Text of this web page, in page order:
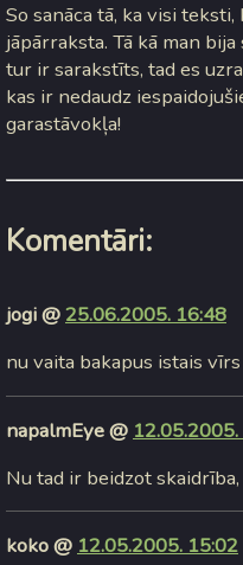
So sanāca tā, ka visi
jāpārraksta. Tā kā man
tur ir sarakstīts, tad es
kas ir nedaudz
garastāvokļa!
Komentāri:
jogi @25.06.2005. 16:48
nu vaita bakapus istais
napalmEye @
Nu tad ir beidzot
koko @ 12.05.2005. 15:02